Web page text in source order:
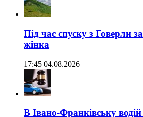
Під час спуску з Говерли
жінка
17:45 04.08.2026
В Івано-Франківську